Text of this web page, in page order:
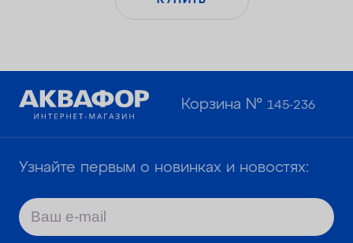
Корзина №145-236
Узнайте первым о новинках и новостях: